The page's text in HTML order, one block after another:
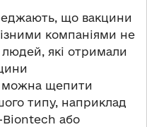
що вакцини
компаніями не
які отримали
можна щепити
типу, наприклад
або